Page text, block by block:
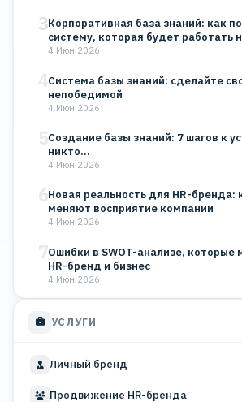
3Корпоративная база знаний: как
систему, которая будет работать
4 Июн 2026
4Система базы знаний: сделайте
непобедимой
4 Июн 2026
5Создание базы знаний: 7 шагов к
никто…
4 Июн 2026
6Новая реальность для HR-бренда:
меняют восприятие компании
4 Июн 2026
7Ошибки в SWOT-анализе, которые
HR-бренд и бизнес
4 Июн 2026
УСЛУГИ
Личный бренд
Продвижение HR-бренда